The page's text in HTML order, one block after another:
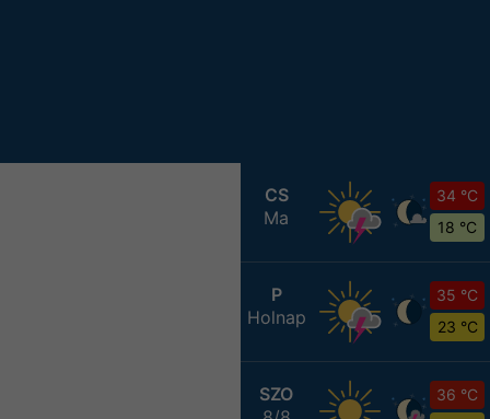
CS
Ma
34 °C
18 °C
P
Holnap
35 °C
23 °C
SZO
36 °C